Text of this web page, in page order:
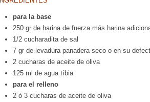
para la base
250 gr de harina de fuerza más harina
1/2 cucharadita de sal
7 gr de levadura panadera seco o en su
2 cucharas de aceite de oliva
125 ml de agua tíbia
para el relleno
2 ó 3 cucharas de aceite de oliva